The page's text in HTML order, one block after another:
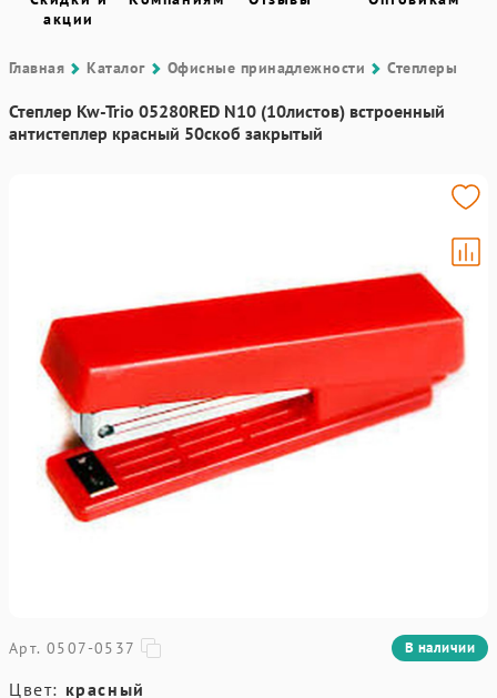
акции
Главная Каталог Офисные принадлежности Степлеры
Степлер Kw-Trio 05280RED N10 (10листов) встроенный
антистеплер красный 50скоб закрытый
Арт. 0507-0537 В наличии
Цвет: красный